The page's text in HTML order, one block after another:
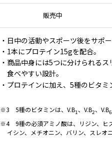
販売中
・日中の活動やスポーツ後をサポ
・1本にプロテイン15gを配合。
・商品中身には5つに分けられる
食べやすい設計。
・プロテインに加え、5種のビタミ
※3 5種のビタミンは、V.B1 、V.B2、V.B6
※4 9種の必須アミノ酸は、リジン、ヒ
イシン、メチオニン、バリン、スレオ